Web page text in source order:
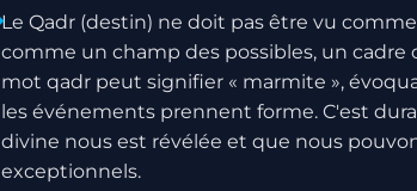
Le Qadr (destin) ne doit pas être vu
comme un champ des possibles, un cadre
mot qadr peut signifier « marmite »,
les événements prennent forme. C'est
divine nous est révélée et que nous
exceptionnels.